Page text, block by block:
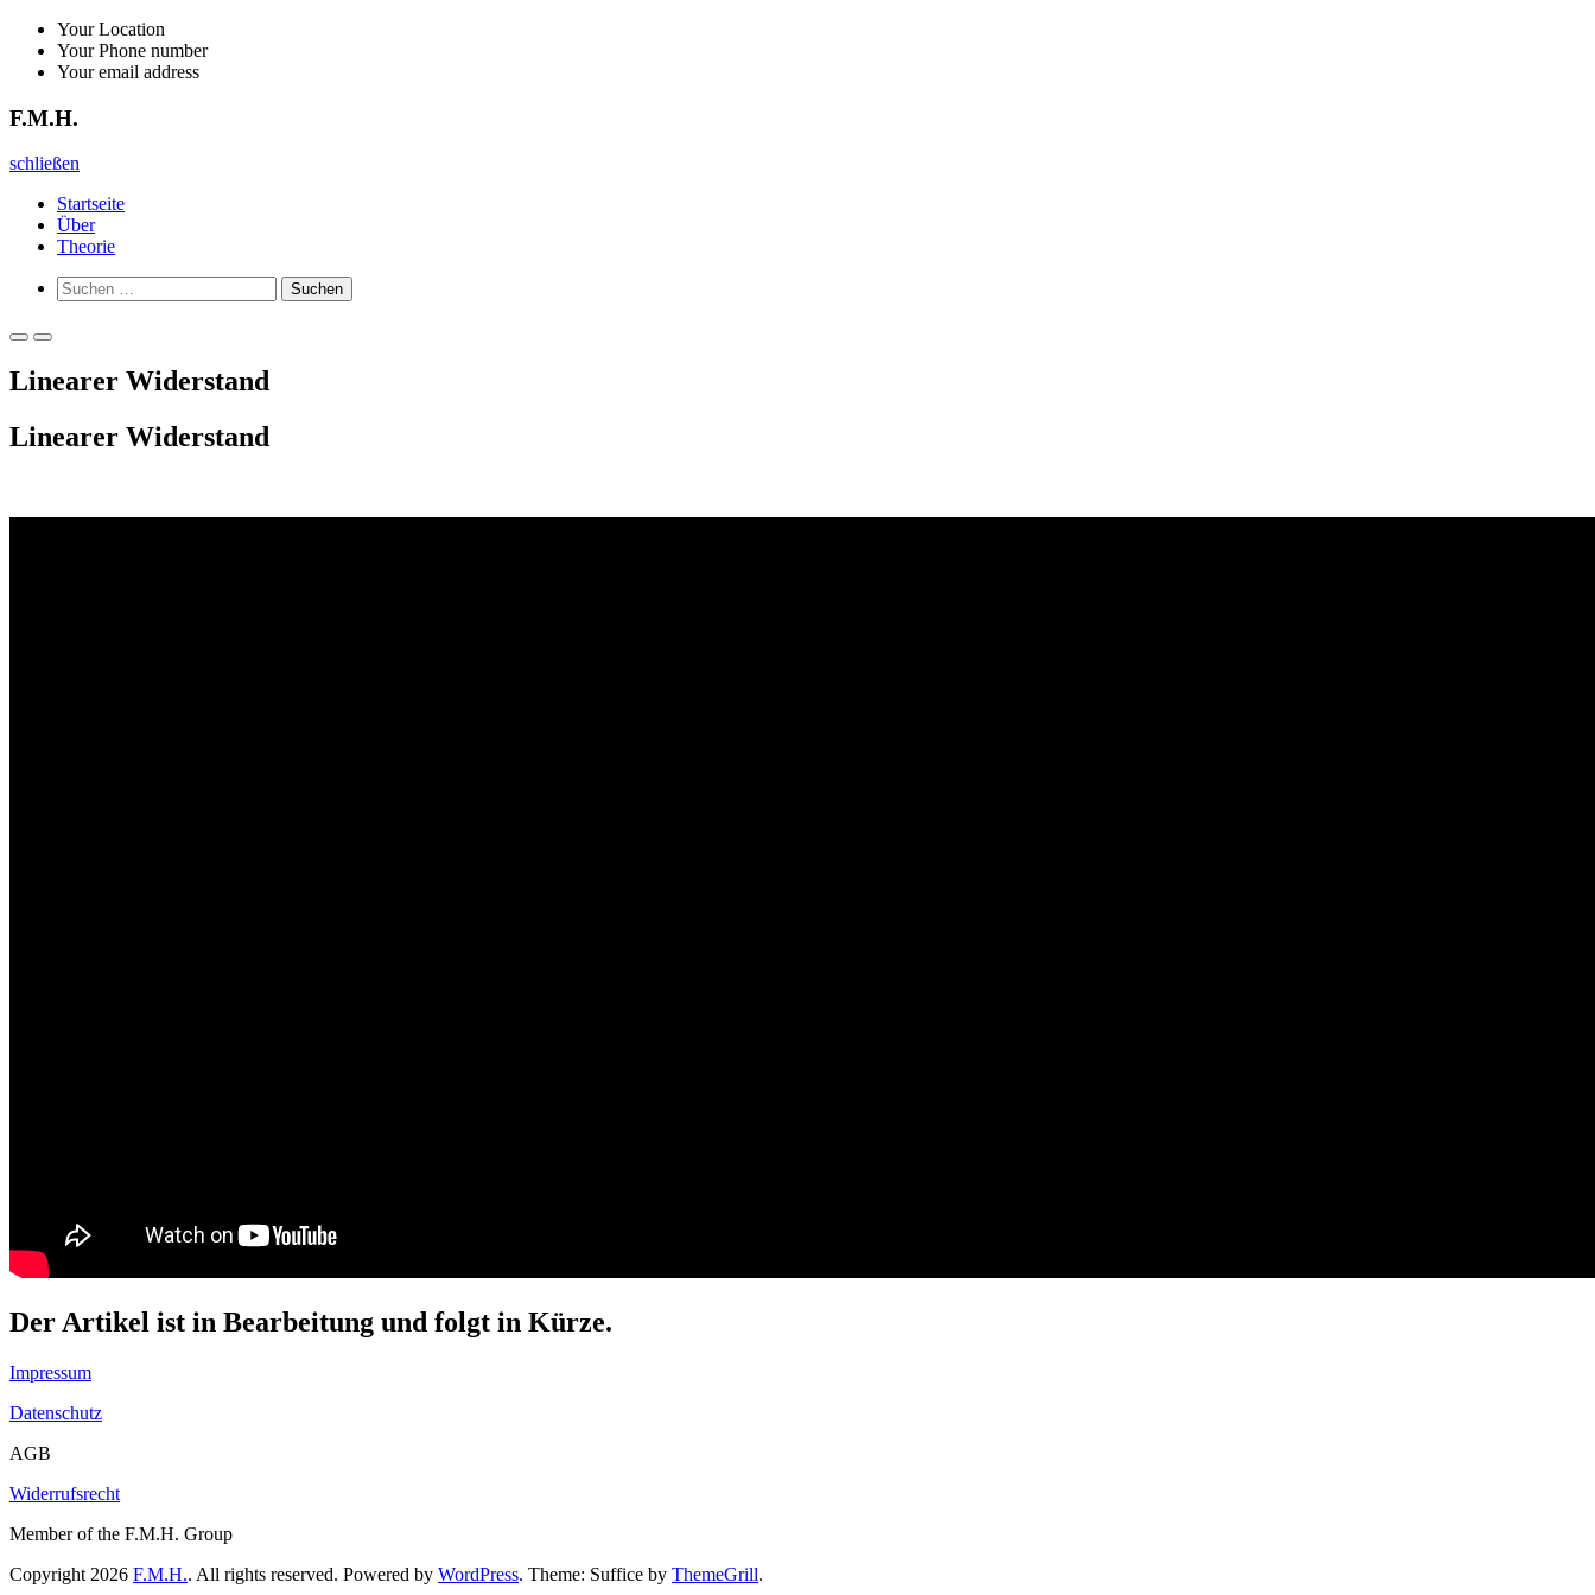
Zurück
zum
Inhalt
Your Location
Your Phone number
Your email address
F.M.H.
schließen
Startseite
Über
Theorie
Such-
Formular
Suchen
nach:
Primäres
für
Primäres
für
Linearer Widerstand
Linearer Widerstand
Der Artikel ist in Bearbeitung und folgt in Kürze.
Impressum
Datenschutz
AGB
Widerrufsrecht
Member of the F.M.H. Group
Copyright 2026 F.M.H.. All rights reserved. Powered by WordPress. Theme: Suffice by ThemeGrill.